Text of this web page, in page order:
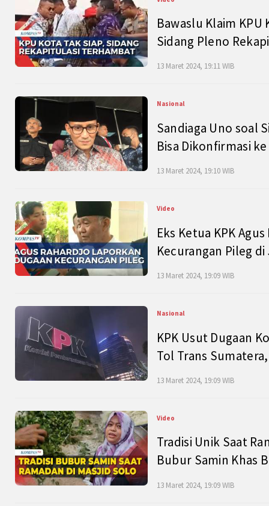
Bawaslu Klaim
Sidang Pleno
13 Maret 2024, 19:11 WIB
Nasional
Sandiaga Uno soal
Bisa Dikonfirmasi
13 Maret 2024, 19:10 WIB
Video
Eks Ketua KPK
Kecurangan Pileg
13 Maret 2024, 19:09 WIB
Nasional
KPK Usut Dugaan
Tol Trans
13 Maret 2024, 19:09 WIB
Video
Tradisi Unik Saat
Bubur Samin Khas
13 Maret 2024, 19:09 WIB